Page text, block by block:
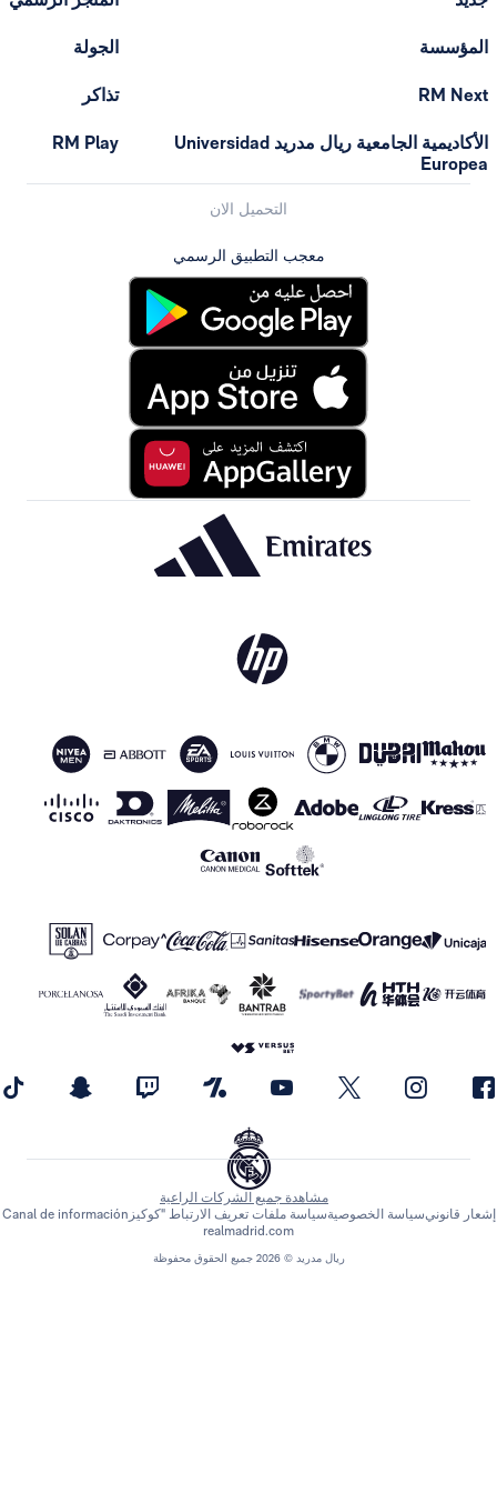
الأكاديمية الجامعية ريال مدريد Universidad RM Play
معجب التطبيق الرسمي
مشاهدة جميع الشركات الراعية
الخصوصيةسياسة ملفات تعريف الارتباط "كوكيز Canal de información
realmadrid.com